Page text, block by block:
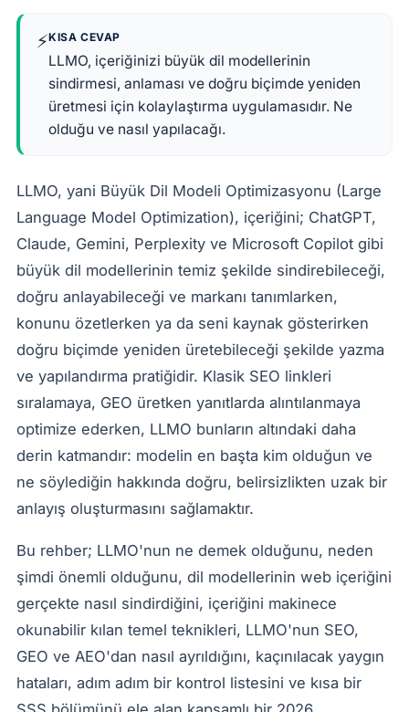
⚡KISA CEVAP
LLMO, içeriğinizi büyük dil modellerinin
sindirmesi, anlaması ve doğru biçimde yeniden
üretmesi için kolaylaştırma uygulamasıdır. Ne
olduğu ve nasıl yapılacağı.
LLMO, yani Büyük Dil Modeli Optimizasyonu (Large
Language Model Optimization), içeriğini; ChatGPT,
Claude, Gemini, Perplexity ve Microsoft Copilot gibi
büyük dil modellerinin temiz şekilde sindirebileceği,
doğru anlayabileceği ve markanı tanımlarken,
konunu özetlerken ya da seni kaynak gösterirken
doğru biçimde yeniden üretebileceği şekilde yazma
ve yapılandırma pratiğidir. Klasik SEO linkleri
sıralamaya, GEO üretken yanıtlarda alıntılanmaya
optimize ederken, LLMO bunların altındaki daha
derin katmandır: modelin en başta kim olduğun ve
ne söylediğin hakkında doğru, belirsizlikten uzak bir
anlayış oluşturmasını sağlamaktır.
Bu rehber; LLMO'nun ne demek olduğunu, neden
şimdi önemli olduğunu, dil modellerinin web içeriğini
gerçekte nasıl sindirdiğini, içeriğini makinece
okunabilir kılan temel teknikleri, LLMO'nun SEO,
GEO ve AEO'dan nasıl ayrıldığını, kaçınılacak yaygın
hataları, adım adım bir kontrol listesini ve kısa bir